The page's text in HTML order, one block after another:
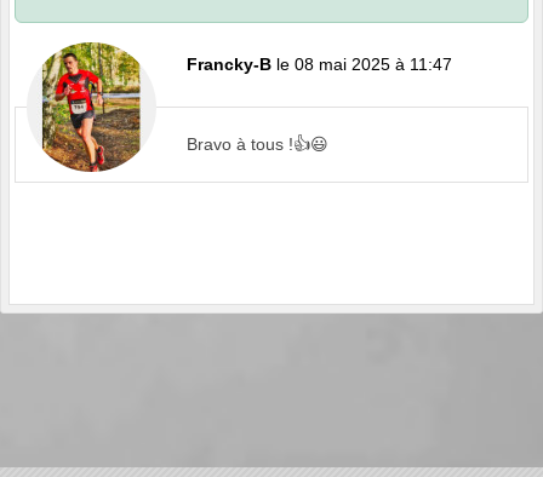
Francky-B le 08 mai 2025 à 11:47
Bravo à tous !👍😃